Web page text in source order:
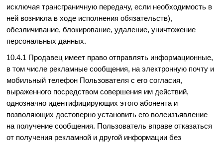
исключая трансграничную передачу, если необходимость в
ней возникла в ходе исполнения обязательств),
обезличивание, блокирование, удаление, уничтожение
персональных данных.
10.4.1 Продавец имеет право отправлять информационные,
в том числе рекламные сообщения, на электронную почту и
мобильный телефон Пользователя с его согласия,
выраженного посредством совершения им действий,
однозначно идентифицирующих этого абонента и
позволяющих достоверно установить его волеизъявление
на получение сообщения. Пользователь вправе отказаться
от получения рекламной и другой информации без